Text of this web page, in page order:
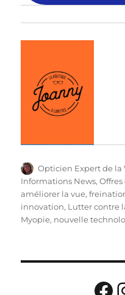
Auteur
Opticien Expert de la
Informations News,
améliorer la vue,
innovation, Lutter contre
Myopie, nouvelle